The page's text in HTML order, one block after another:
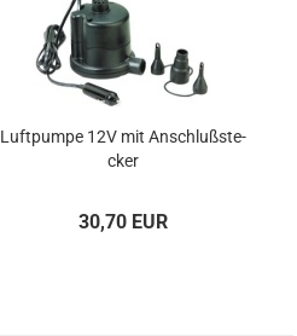
Luft­pum­pe 12V mit An­schluß­ste­
cker
30,70 EUR